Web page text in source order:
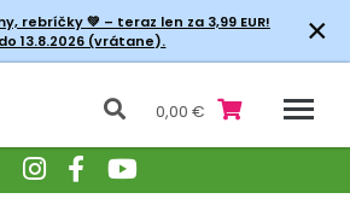
rebríčky💚 – teraz len za 3,99 EUR!
13.8.2026 (vrátane).
×
0,00 €